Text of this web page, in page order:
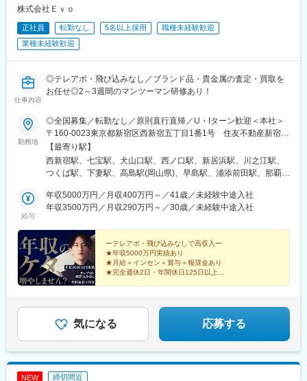
追分駅(三重県)、都通駅、高島町駅、高津駅(神奈川県)、日吉町
駅、第一通り駅、京成津田沼駅、栄町駅(千葉県)、東海神駅、井野
駅(千葉県)、大阪梅田駅(阪神線)、五島町駅、神谷町駅、表参道
駅、上野御徒町駅、奥沢駅、泉体育館駅、東京国際クルーズター
駅
株式会社Ｅｖｏ
正社員 転勤なし 5名以上採用
職種未経験歓迎
業種未経験歓迎
仕事内容
◎テレアポ・飛び込みなし／ブランド品・貴金属の査定・買取を
お任せ◎2～3週間のマンツーマン研修あり！
勤務地
◎全国募集／転勤なし／原則直行直帰／U・Iターン歓迎＜本社＞
〒160-0023東京都新宿区西新宿五丁目1番1号 住友不動産新宿フ
ァーストタワー3階※転居を伴う転勤はありません。■その他勤務
地・都内23区、関東のプロジェクト先やご希望の全国
【最寄り駅】
西新宿駅、七宝駅、犬山口駅、西ノ口駅、新居浜駅、川之江駅、
つくば駅、下妻駅、高島駅(岡山県)、早島駅、浦添前田駅、那覇空
くりこま高原駅、長町一丁目駅、宇治駅(奈良線)、久津川駅、山城
青谷駅、天ケ瀬駅、有佐駅、吉井駅(群馬県)、前橋大島駅、広駅、
西町駅、具同駅、浜崎駅、朝霞台駅、東岩槻駅、大野原駅、亀山
駅(三重県)、三瀬谷駅、南鳥海駅、鶴岡駅、赤湯駅、奈古駅、日野
駅(滋賀県)、堅田駅、近江長岡駅、十文字駅、扇田駅、三ツ境駅、
鴨宮駅、三沢駅(青森県)、板柳駅、磐田駅、美川駅、野々市駅(Ｉ
Ｒいしかわ鉄道線)、九重駅、滑河駅、大網駅、北信太駅、寝屋川
作駅、和泉多摩川駅、井荻駅、阿波山川駅、石井駅(徳島県)、南小
松島駅、ゆいの杜東駅、高久駅、五位堂駅、富雄駅、西加積駅、
東野尻駅、ハーモニーホール駅、遠賀川駅、行橋駅、糸島高校前
駅、大山駅(東京都)、モレラ岐阜駅、千歳駅(北海道)、卸町駅(宮城
給与
年収5000万円／月収400万円～／41歳／未経験中途入社
年収3500万円／月収290万円～／30歳／未経験中途入社
ーテレアポ・飛び込みなしで高収入ー
★年収5000万円実績あり
★月給＋インセン＋賞与＋報奨金あり
★完全週休2日・年間休日125日以上
気になる 応募する
NEW 締切間近